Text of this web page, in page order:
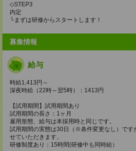
◇STEP3
内定
└まずは研修からスタートします！
募集情報
給与
時給1,413円～
深夜時給（22時～翌5時）：1413円
【試用期間】試用期間あり
試用期間の長さ：1ヶ月
雇用形態、給与は本採用時と同じです。
試用期間の実態は30日（※条件変更なし）です
せていただきます。
研修制度あり：15時間(研修中も同時給）